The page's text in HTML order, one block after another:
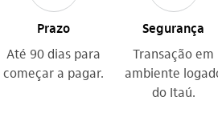
Prazo
Até 90 dias para
começar a pagar.
Segurança
Transação em
ambiente
do Itaú.